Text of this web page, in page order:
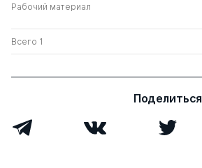
Рабочий материал
Всего 1
Поделиться